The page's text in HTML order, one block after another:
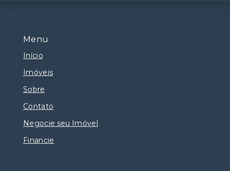
Menu
Início
Imóveis
Sobre
Contato
Negocie seu Imóvel
Financie